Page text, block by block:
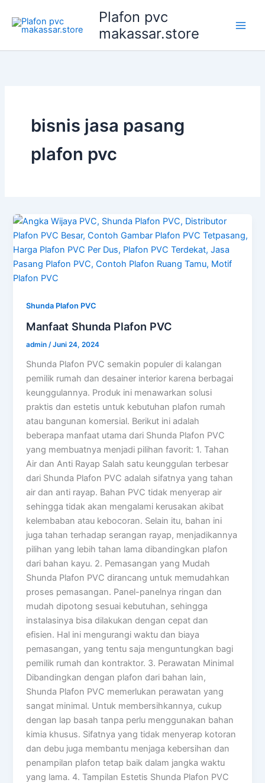
konten
Plafon pvc
makassar.store
bisnis jasa pasang
plafon pvc
Shunda Plafon PVC
Manfaat Shunda Plafon PVC
admin /Juni 24, 2024
Shunda Plafon PVC semakin populer di kalangan
pemilik rumah dan desainer interior karena berbagai
keunggulannya. Produk ini menawarkan solusi
praktis dan estetis untuk kebutuhan plafon rumah
atau bangunan komersial. Berikut ini adalah
beberapa manfaat utama dari Shunda Plafon PVC
yang membuatnya menjadi pilihan favorit: 1. Tahan
Air dan Anti Rayap Salah satu keunggulan terbesar
dari Shunda Plafon PVC adalah sifatnya yang tahan
air dan anti rayap. Bahan PVC tidak menyerap air
sehingga tidak akan mengalami kerusakan akibat
kelembaban atau kebocoran. Selain itu, bahan ini
juga tahan terhadap serangan rayap, menjadikannya
pilihan yang lebih tahan lama dibandingkan plafon
dari bahan kayu. 2. Pemasangan yang Mudah
Shunda Plafon PVC dirancang untuk memudahkan
proses pemasangan. Panel-panelnya ringan dan
mudah dipotong sesuai kebutuhan, sehingga
instalasinya bisa dilakukan dengan cepat dan
efisien. Hal ini mengurangi waktu dan biaya
pemasangan, yang tentu saja menguntungkan bagi
pemilik rumah dan kontraktor. 3. Perawatan Minimal
Dibandingkan dengan plafon dari bahan lain,
Shunda Plafon PVC memerlukan perawatan yang
sangat minimal. Untuk membersihkannya, cukup
dengan lap basah tanpa perlu menggunakan bahan
kimia khusus. Sifatnya yang tidak menyerap kotoran
dan debu juga membantu menjaga kebersihan dan
penampilan plafon tetap baik dalam jangka waktu
yang lama. 4. Tampilan Estetis Shunda Plafon PVC